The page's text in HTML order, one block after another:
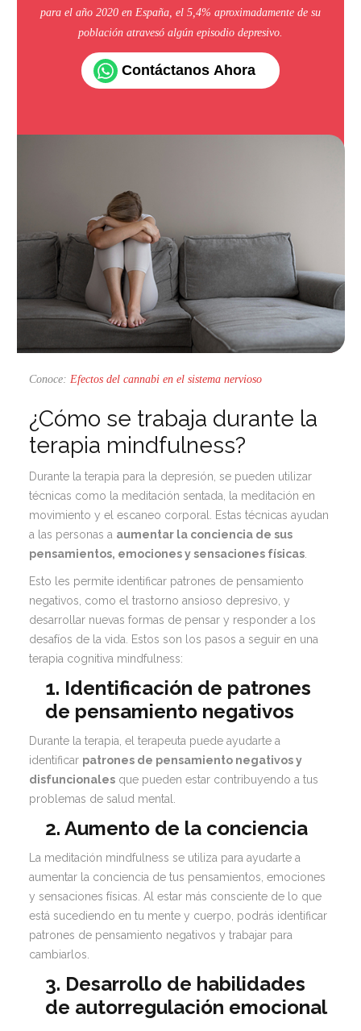
para el año 2020 en España, el 5,4% aproximadamente de su
población atravesó algún episodio depresivo.
Contáctanos Ahora
Conoce: Efectos del cannabi en el sistema nervioso
¿Cómo se trabaja durante la
terapia mindfulness?
Durante la terapia para la depresión, se pueden utilizar
técnicas como la meditación sentada, la meditación en
movimiento y el escaneo corporal. Estas técnicas ayudan
a las personas a aumentar la conciencia de sus
pensamientos, emociones y sensaciones físicas.
Esto les permite identificar patrones de pensamiento
negativos, como el trastorno ansioso depresivo, y
desarrollar nuevas formas de pensar y responder a los
desafíos de la vida. Estos son los pasos a seguir en una
terapia cognitiva mindfulness:
1. Identificación de patrones
de pensamiento negativos
Durante la terapia, el terapeuta puede ayudarte a
identificar patrones de pensamiento negativos y
disfuncionalesque pueden estar contribuyendo a tus
problemas de salud mental.
2. Aumento de la conciencia
La meditación mindfulness se utiliza para ayudarte a
aumentar la conciencia de tus pensamientos, emociones
y sensaciones físicas. Al estar más consciente de lo que
está sucediendo en tu mente y cuerpo, podrás identificar
patrones de pensamiento negativos y trabajar para
cambiarlos.
3. Desarrollo de habilidades
de autorregulación emocional